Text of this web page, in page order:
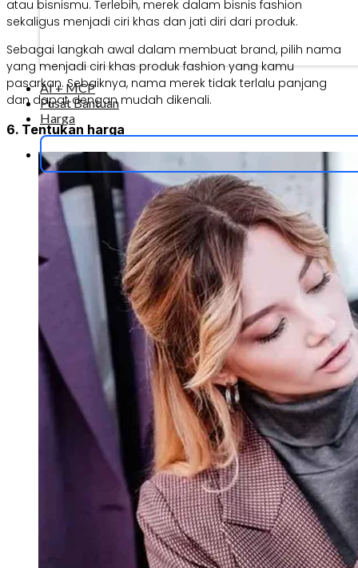
AI + MCP
Pusat Bantuan
Harga
atau bisnismu. Terlebih, merek dalam bisnis fashion
sekaligus menjadi ciri khas dan jati diri dari produk.
Sebagai langkah awal dalam membuat brand, pilih nama
yang menjadi ciri khas produk fashion yang kamu
pasarkan. Sebaiknya, nama merek tidak terlalu panjang
dan dapat dengan mudah dikenali.
6. Tentukan harga